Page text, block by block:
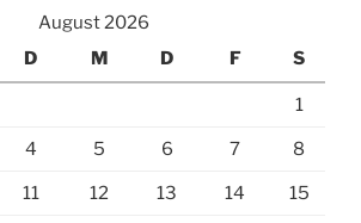
August 2026
D M D F S
1
4 5 6 7 8
11 12 13 14 15